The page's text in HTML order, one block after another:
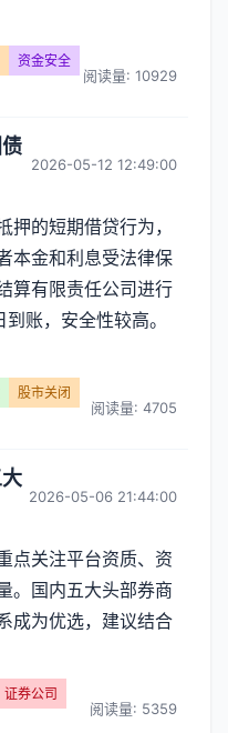
资金安全
阅读量: 10929
2026-05-12 12:49:00
押的短期借贷行为，
本金和利息受法律保
算有限责任公司进行
账，安全性较高。
股市关闭
阅读量: 4705
2026-05-06 21:44:00
点关注平台资质、资
。国内五大头部券商
成为优选，建议结合
证券公司
阅读量: 5359